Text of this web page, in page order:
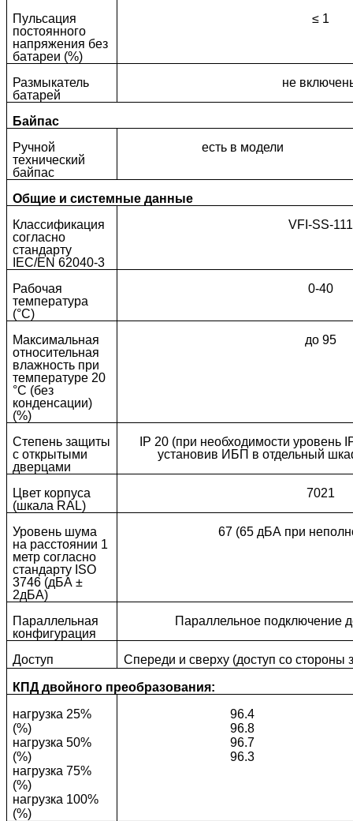
Пульсация
постоянного
напряжения без
батареи (%)
≤ 1
Размыкатель
батарей
не
Байпас
Ручной
технический
байпас
есть в модели
Общие и системные данные
Классификация
согласно
стандарту
IEC/EN 62040-3
VFI-SS-111
Рабочая
температура
(°C)
0-40
Максимальная
относительная
влажность при
температуре 20
°C (без
конденсации)
(%)
до 95
Степень защиты
с открытыми
дверцами
IP 20 (при необходимости уровень
установив ИБП в отдельный
Цвет корпуса
(шкала RAL)
7021
Уровень шума
на расстоянии 1
метр согласно
стандарту ISO
3746 (дБА ±
2дБА)
67 (65 дБА при
Параллельная
конфигурация
Параллельное подключение
Доступ Спереди и сверху (доступ со стороны
КПД двойного преобразования:
нагрузка 25%
(%)
нагрузка 50%
(%)
нагрузка 75%
(%)
нагрузка 100%
(%)
96.4
96.8
96.7
96.3